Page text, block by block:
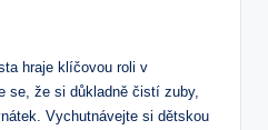
hraje klíčovou roli v
se, že si důkladně čistí zuby,
Vychutnávejte si dětskou